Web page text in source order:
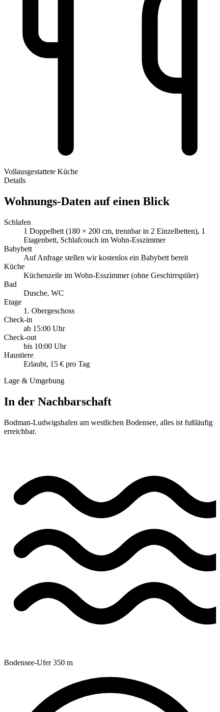
Vollausgestattete Küche
Details
Wohnungs-Daten auf einen Blick
Schlafen
1 Doppelbett (180 × 200 cm, trennbar in 2 Einzelbetten), 1
Etagenbett, Schlafcouch im Wohn-Esszimmer
Babybett
Auf Anfrage stellen wir kostenlos ein Babybett bereit
Küche
Küchenzeile im Wohn-Esszimmer (ohne Geschirrspüler)
Bad
Dusche, WC
Etage
1. Obergeschoss
Check-in
ab 15:00 Uhr
Check-out
bis 10:00 Uhr
Haustiere
Erlaubt, 15 € pro Tag
Lage & Umgebung
In der Nachbarschaft
Bodman-Ludwigshafen am westlichen Bodensee, alles ist fußläufig
erreichbar.
Bodensee-Ufer 350 m